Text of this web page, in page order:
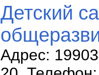
Детский
Адрес: